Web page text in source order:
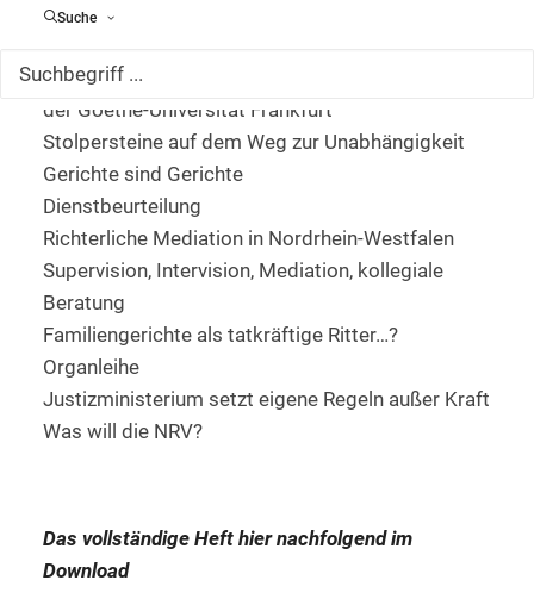
Suche
Dr. Steffen
Schlaglichter von der Selbstverwaltungs-Tagung
der Goethe-Universität Frankfurt
Stolpersteine auf dem Weg zur Unabhängigkeit
Gerichte sind Gerichte
Dienstbeurteilung
Richterliche Mediation in Nordrhein-Westfalen
Supervision, Intervision, Mediation, kollegiale
Beratung
Familiengerichte als tatkräftige Ritter…?
Organleihe
Justizministerium setzt eigene Regeln außer Kraft
Was will die NRV?
Das vollständige Heft hier nachfolgend im
Download